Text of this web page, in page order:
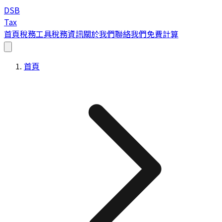
DSB
Tax
首頁稅務工具稅務資訊關於我們聯絡我們免費計算
首頁